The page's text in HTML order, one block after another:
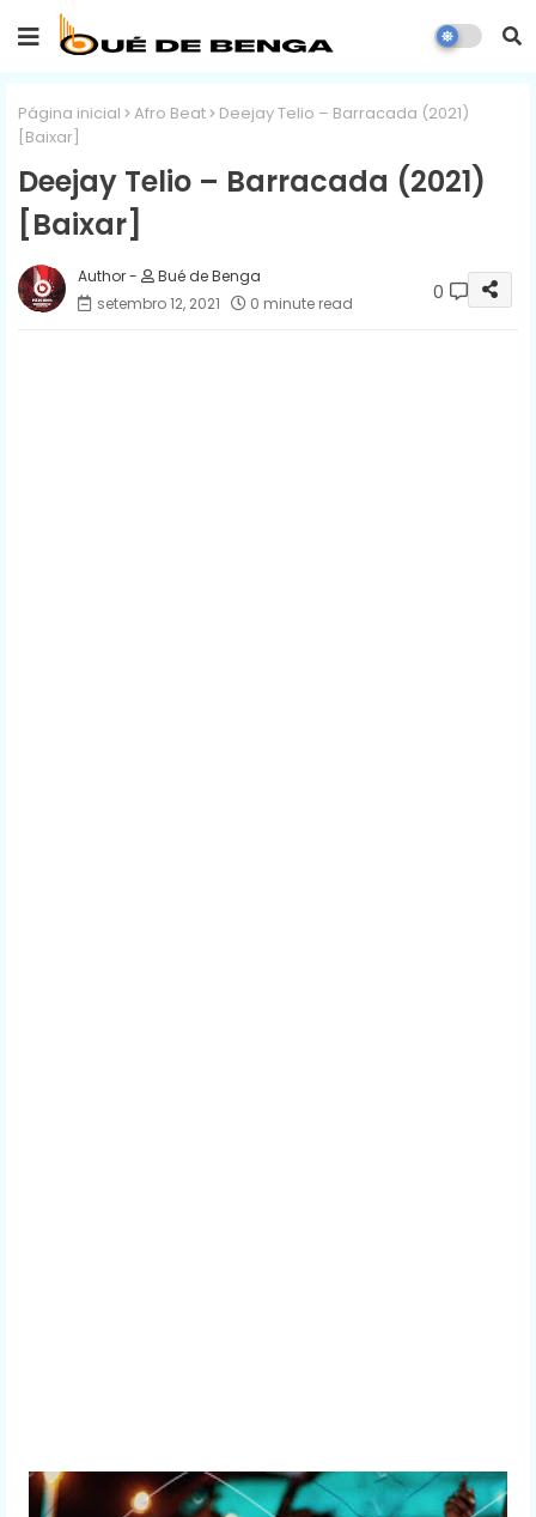
Página inicial Afro Beat
Deejay Telio – Barracada (2021)
[Baixar]
Deejay Telio – Barracada (2021)
[Baixar]
Bué de Benga
setembro 12, 2021
0 minute read 0